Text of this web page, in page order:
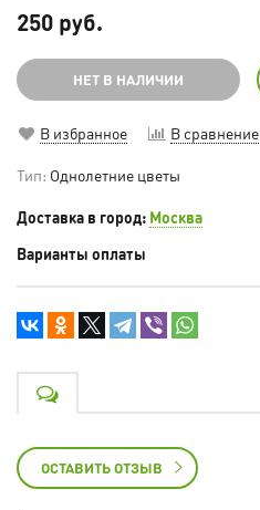
250 руб.
НЕТ В НАЛИЧИИ
В избранное В сравнение
Тип: Однолетние цветы
Доставка в город: Москва
Варианты оплаты
ОСТАВИТЬ ОТЗЫВ